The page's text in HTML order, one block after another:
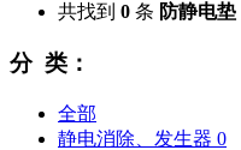
共找到 0 条 防静电垫
分 类：
全部
静电消除、发生器 0